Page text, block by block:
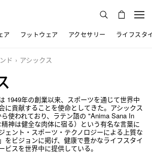
ア フットウェア アクセサリー ライフスタ
ド アシックス
1949年の創業以来、スポーツを通じて世界中
に貢献することを使命としてきた。アシックス
使われており、ラテン語の "Anima Sana In
神は健全な肉体に宿る）という有名な言葉に
ェント・スポーツ・テクノロジーによる上質な
をビジョンに掲げ、健康で豊かなライフスタイ
ビスを世界中に提供している。